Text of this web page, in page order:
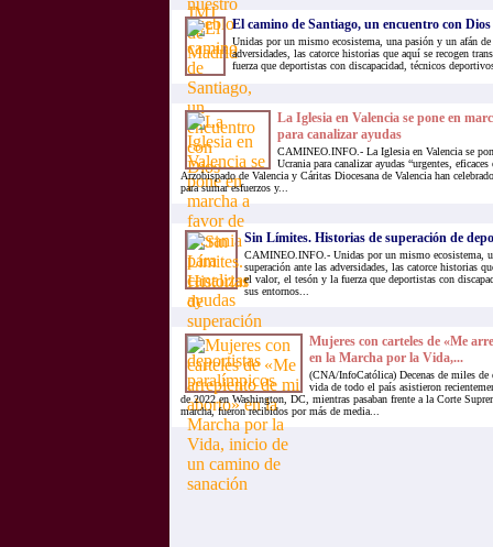
El camino de Santiago, un encuentro con Dios
Unidas por un mismo ecosistema, una pasión y un afán de
adversidades, las catorce historias que aquí se recogen
fuerza que deportistas con discapacidad, técnicos
La Iglesia en Valencia se pone en
para canalizar ayudas
CAMINEO.INFO.- La Iglesia en Valencia se
Ucrania para canalizar ayudas “urgentes,
Arzobispado de Valencia y Cáritas Diocesana de Valencia han
para sumar esfuerzos y...
Sin Límites. Historias de superación de
CAMINEO.INFO.- Unidas por un mismo ecosistema,
superación ante las adversidades, las catorce historias
el valor, el tesón y la fuerza que deportistas con
sus entornos...
Mujeres con carteles de «Me
en la Marcha por la Vida,...
(CNA/InfoCatólica) Decenas de miles de
vida de todo el país asistieron
de 2022 en Washington, DC, mientras pasaban frente a la Corte
marcha, fueron recibidos por más de media...